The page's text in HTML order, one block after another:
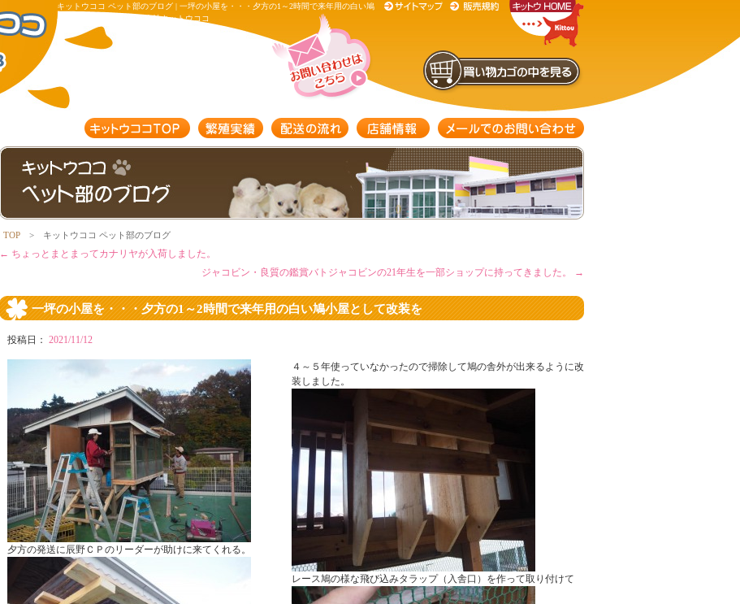
キットウココ ペット部のブログ | 一坪の小屋を・・・夕方の1～2時間で来年用の白い鳩
小屋として改装を | 有限会社キットウココ
TOP > キットウココ ペット部のブログ
← ちょっとまとまってカナリヤが入荷しました。
ジャコビン・良質の鑑賞バトジャコビンの21年生を一部ショップに持ってきました。
→
一坪の小屋を・・・夕方の1～2時間で来年用の白い鳩小屋として改装を
投稿日： 2021/11/12
夕方の発送に辰野ＣＰのリーダーが助けに来てくれる。
４～５年使っていなかったので掃除して鳩の舎外が出来るように改
装しました。
レース鳩の様な飛び込みタラップ（入舎口）を作って取り付けて